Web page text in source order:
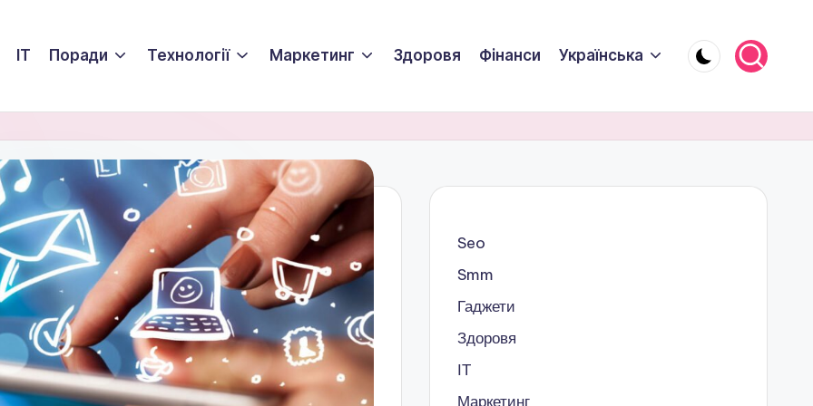
ІТ Поради Технології Маркетинг Здоровя Фінанси Українська
Seo
Smm
Гаджети
Здоровя
ІТ
Маркетинг